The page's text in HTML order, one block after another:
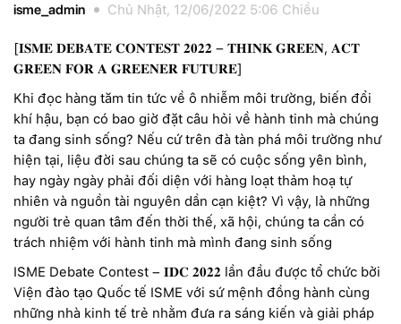
isme_admin Chủ Nhật, 12/06/2022 5:06 Chiều
[𝐈𝐒𝐌𝐄 𝐃𝐄𝐁𝐀𝐓𝐄 𝐂𝐎𝐍𝐓𝐄𝐒𝐓 𝟐𝟎𝟐𝟐 – 𝐓𝐇𝐈𝐍𝐊 𝐆𝐑𝐄𝐄𝐍, 𝐀𝐂𝐓
𝐆𝐑𝐄𝐄𝐍 𝐅𝐎𝐑 𝐀 𝐆𝐑𝐄𝐄𝐍𝐄𝐑 𝐅𝐔𝐓𝐔𝐑𝐄]
Khi đọc hàng tăm tin tức về ô nhiễm môi trường, biến đổi
khí hậu, bạn có bao giờ đặt câu hỏi về hành tinh mà chúng
ta đang sinh sống? Nếu cứ trên đà tàn phá môi trường như
hiện tại, liệu đời sau chúng ta sẽ có cuộc sống yên bình,
hay ngày ngày phải đối diện với hàng loạt thảm hoạ tự
nhiên và nguồn tài nguyên dần cạn kiệt? Vì vậy, là những
người trẻ quan tâm đến thời thế, xã hội, chúng ta cần có
trách nhiệm với hành tinh mà mình đang sinh sống
ISME Debate Contest – 𝐈𝐃𝐂 𝟐𝟎𝟐𝟐 lần đầu được tổ chức bởi
Viện đào tạo Quốc tế ISME với sứ mệnh đồng hành cùng
những nhà kinh tế trẻ nhằm đưa ra sáng kiến và giải pháp